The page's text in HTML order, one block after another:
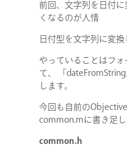
前回、文字列を日付
くなるのが人情
日付型を文字列に変換
やっていることはフ
て、 「
します。
今回も自前の
common.mに書き足し
common.h